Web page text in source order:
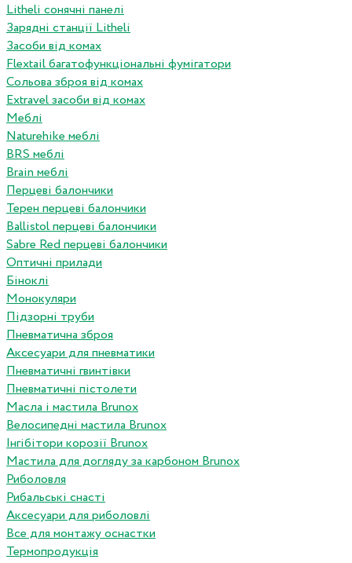
Litheli сонячні панелі
Зарядні станції Litheli
Засоби від комах
Flextail багатофункціональні фумігатори
Сольова зброя від комах
Extravel засоби від комах
Меблі
Naturehike меблі
BRS меблі
Brain меблі
Перцеві балончики
Терен перцеві балончики
Ballistol перцеві балончики
Sabre Red перцеві балончики
Оптичні прилади
Біноклі
Монокуляри
Підзорні труби
Пневматична зброя
Аксесуари для пневматики
Пневматичні гвинтівки
Пневматичні пістолети
Масла і мастила Brunox
Велосипедні мастила Brunox
Інгібітори корозії Brunox
Мастила для догляду за карбоном Brunox
Риболовля
Рибальські снасті
Аксесуари для риболовлі
Все для монтажу оснастки
Термопродукція